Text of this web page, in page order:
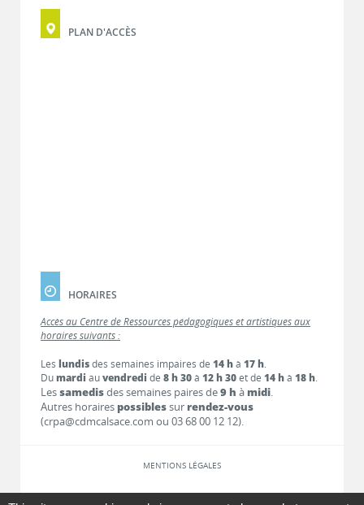
PLAN D'ACCÈS
HORAIRES
Accès au Centre de Ressources pédagogiques et artistiques aux
horaires suivants :
Les lundisdes semaines impaires de 14 hà 17 h.
Dumardi auvendredi de 8 h 30à 12 h 30et de 14 hà 18 h.
Lessamedisdes semaines paires de9 h à midi.
Autres horaires possiblessur rendez-vous
(crpa@cdmcalsace.com ou 03 68 00 12 12).
MENTIONS LÉGALES